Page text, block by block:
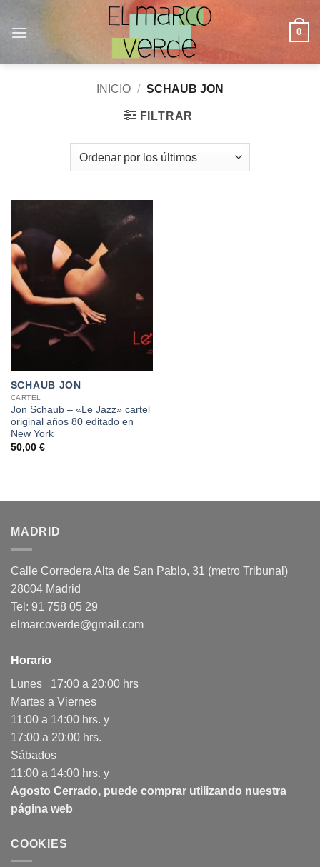
0
INICIO / SCHAUB JON
FILTRAR
SCHAUB JON
CARTEL
Jon Schaub – «Le Jazz» cartel
original años 80 editado en
New York
50,00 €
MADRID
Calle Corredera Alta de San Pablo, 31 (metro Tribunal)
28004 Madrid
Tel: 91 758 05 29
elmarcoverde@gmail.com
Horario
Lunes 17:00 a 20:00 hrs
Martes a Viernes
11:00 a 14:00 hrs. y
17:00 a 20:00 hrs.
Sábados
11:00 a 14:00 hrs. y
Agosto Cerrado, puede comprar utilizando nuestra
página web
COOKIES